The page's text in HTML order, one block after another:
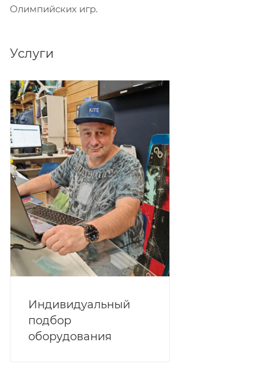
Олимпийских игр.
Услуги
Индивидуальный
подбор
оборудования